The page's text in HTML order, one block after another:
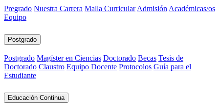
Pregrado Nuestra Carrera Malla Curricular Admisión Académicas/os
Equipo
Postgrado
Postgrado Magíster en Ciencias Doctorado Becas Tesis de
Doctorado Claustro Equipo Docente Protocolos Guía para el
Estudiante
Educación Continua